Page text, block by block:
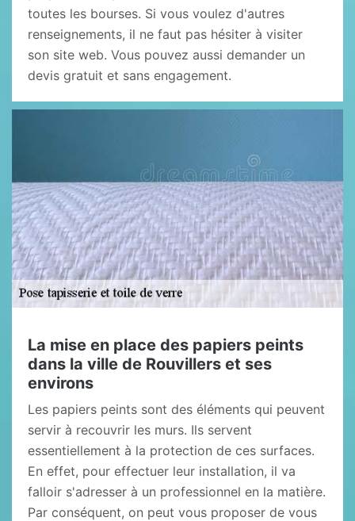
toutes les bourses. Si vous voulez d'autres
renseignements, il ne faut pas hésiter à visiter
son site web. Vous pouvez aussi demander un
devis gratuit et sans engagement.
La mise en place des papiers peints
dans la ville de Rouvillers et ses
environs
Les papiers peints sont des éléments qui peuvent
servir à recouvrir les murs. Ils servent
essentiellement à la protection de ces surfaces.
En effet, pour effectuer leur installation, il va
falloir s'adresser à un professionnel en la matière.
Par conséquent, on peut vous proposer de vous